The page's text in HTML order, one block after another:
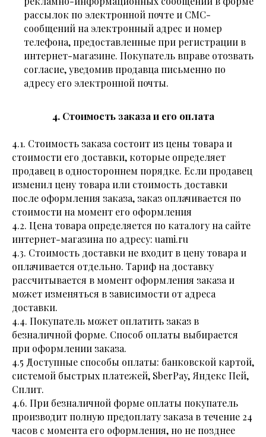
рассылок по электронной почте и СМС-
сообщений на электронный адрес и номер
телефона, предоставленные при регистрации в
интернет-магазине. Покупатель вправе отозвать
согласие, уведомив продавца письменно по
адресу его электронной почты.
4. Стоимость заказа и его оплата
4.1. Стоимость заказа состоит из цены товара и
стоимости его доставки, которые определяет
продавец в одностороннем порядке. Если продавец
изменил цену товара или стоимость доставки
после оформления заказа, заказ оплачивается по
стоимости на момент его оформления
4.2. Цена товара определяется по каталогу на сайте
интернет-магазина по адресу: uami.ru
4.3. Стоимость доставки не входит в цену товара и
оплачивается отдельно. Тариф на доставку
рассчитывается в момент оформления заказа и
может изменяться в зависимости от адреса
доставки.
4.4. Покупатель может оплатить заказ в
безналичной форме. Способ оплаты выбирается
при оформлении заказа.
4.5 Доступные способы оплаты: банковской картой,
системой быстрых платежей, SberPay, Яндекс Пей,
Сплит.
4.6. При безналичной форме оплаты покупатель
производит полную предоплату заказа в течение 24
часов с момента его оформления, но не позднее